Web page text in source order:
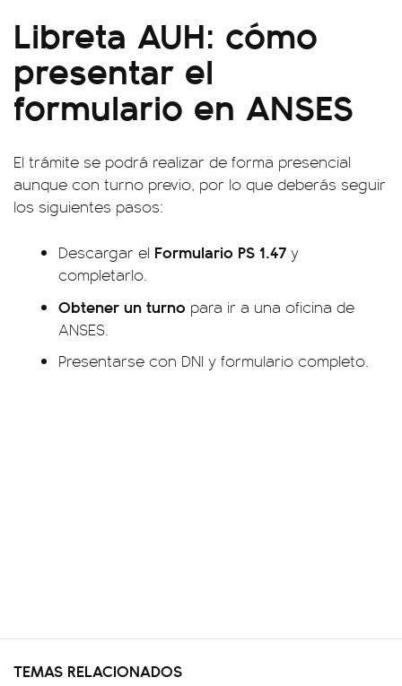
Libreta AUH: cómo
presentar el
formulario en ANSES
El trámite se podrá realizar de forma presencial
aunque con turno previo, por lo que deberás seguir
los siguientes pasos:
Descargar el Formulario PS 1.47 y
completarlo.
Obtener un turno para ir a una oficina de
ANSES.
Presentarse con DNI y formulario completo.
TEMAS RELACIONADOS